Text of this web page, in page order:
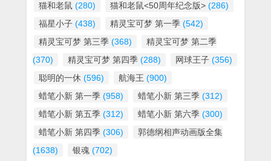
猫和老鼠 (280) 猫和老鼠<50周年纪念版> (286)
福星小子 (438) 精灵宝可梦 第一季 (542)
精灵宝可梦 第三季 (368)
精灵宝可梦 第二季
(370)
精灵宝可梦 第四季 (288) 网球王子 (356)
聪明的一休 (596) 航海王 (900)
蜡笔小新 第一季 (958) 蜡笔小新 第三季 (312)
蜡笔小新 第五季 (312) 蜡笔小新 第六季 (300)
蜡笔小新 第四季 (306)
郭德纲相声动画版全集
(1638)
银魂 (702)